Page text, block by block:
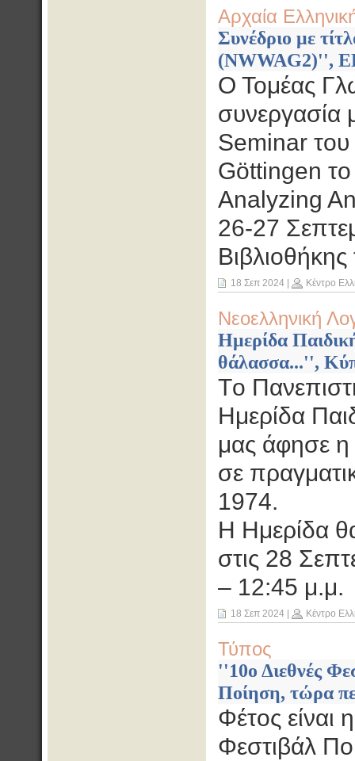
Αρχαία
Συνέδριο με
(NWWAG2)'',
Ο Τομέας
συνεργασία
Seminar
Göttingen το
Analyzing
26-27
18 Σεπ 2024 Κέντρο
Νεοελληνική
Ημερίδα
θάλασσα...'',
Tο
Ημερίδα
μας άφησε η
σε
1974.
Η Ημερίδα
στις 28
– 12:45 μ.μ.
18 Σεπ 2024 Κέντρο
Τύπος
''10ο Διεθνές
Ποίηση, τώρα
Φέτος είναι
Φεστιβάλ